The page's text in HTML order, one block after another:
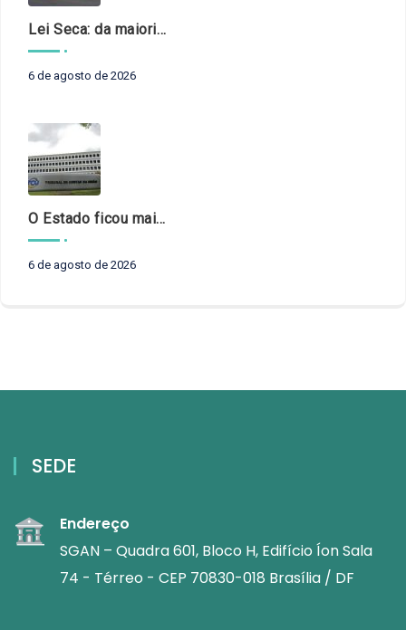
Lei Seca: da maioridade à maturidade
6 de agosto de 2026
O Estado ficou mais complexo. O controle precisa acompanhar
6 de agosto de 2026
SEDE
Endereço
SGAN – Quadra 601, Bloco H, Edifício Íon Sala
74 - Térreo - CEP 70830-018 Brasília / DF